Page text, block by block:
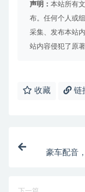
声明： 本站所有
布。任何个人或
采集、发布本站
站内容侵犯了原
收藏 链
豪车配音